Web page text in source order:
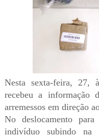
Nesta sexta-feira, 27,
recebeu a informação
arremessos em direção
No deslocamento
indivíduo subindo na